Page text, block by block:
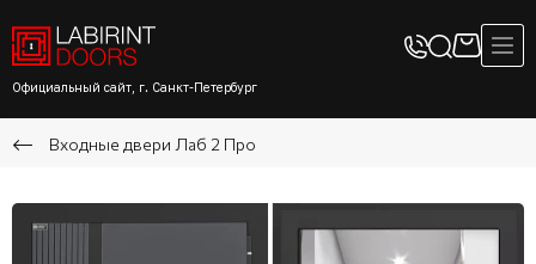
Официальный сайт, г. Санкт-Петербург
Входные двери Лаб 2 Про